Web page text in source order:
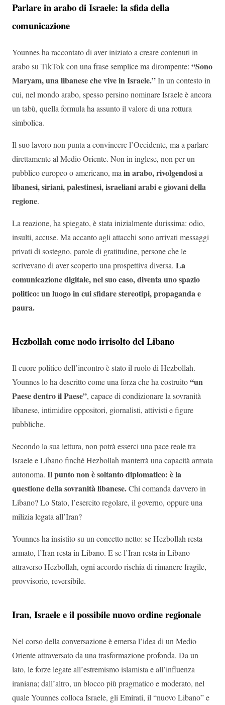
Parlare in arabo di Israele: la sfida della
comunicazione
Younnes ha raccontato di aver iniziato a creare contenuti in
arabo su TikTok con una frase semplice ma dirompente: “Sono
Maryam, una libanese che vive in Israele.”In un contesto in
cui, nel mondo arabo, spesso persino nominare Israele è ancora
un tabù, quella formula ha assunto il valore di una rottura
simbolica.
Il suo lavoro non punta a convincere l’Occidente, ma a parlare
direttamente al Medio Oriente. Non in inglese, non per un
pubblico europeo o americano, main arabo, rivolgendosi a
libanesi, siriani, palestinesi, israeliani arabi e giovani della
regione.
La reazione, ha spiegato, è stata inizialmente durissima: odio,
insulti, accuse. Ma accanto agli attacchi sono arrivati messaggi
privati di sostegno, parole di gratitudine, persone che le
scrivevano di aver scoperto una prospettiva diversa. La
comunicazione digitale, nel suo caso, diventa uno spazio
politico: un luogo in cui sfidare stereotipi, propaganda e
paura.
Hezbollah come nodo irrisolto del Libano
Il cuore politico dell’incontro è stato il ruolo di Hezbollah.
Younnes lo ha descritto come una forza che ha costruito“un
Paese dentro il Paese”, capace di condizionare la sovranità
libanese, intimidire oppositori, giornalisti, attivisti e figure
pubbliche.
Secondo la sua lettura, non potrà esserci una pace reale tra
Israele e Libano finché Hezbollah manterrà una capacità armata
autonoma. Il punto non è soltanto diplomatico: è la
questione della sovranità libanese.Chi comanda davvero in
Libano? Lo Stato, l’esercito regolare, il governo, oppure una
milizia legata all’Iran?
Younnes ha insistito su un concetto netto: se Hezbollah resta
armato, l’Iran resta in Libano. E se l’Iran resta in Libano
attraverso Hezbollah, ogni accordo rischia di rimanere fragile,
provvisorio, reversibile.
Iran, Israele e il possibile nuovo ordine regionale
Nel corso della conversazione è emersa l’idea di un Medio
Oriente attraversato da una trasformazione profonda. Da un
lato, le forze legate all’estremismo islamista e all’influenza
iraniana; dall’altro, un blocco più pragmatico e moderato, nel
quale Younnes colloca Israele, gli Emirati, il “nuovo Libano” e